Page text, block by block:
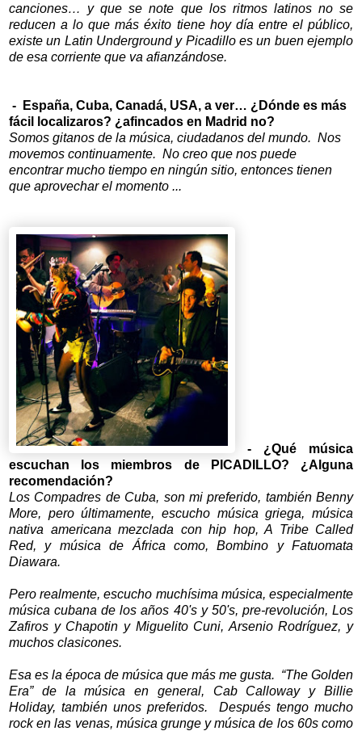
canciones… y que se note que los ritmos latinos no se
reducen a lo que más éxito tiene hoy día entre el público,
existe un Latin Underground y Picadillo es un buen ejemplo
de esa corriente que va afianzándose.
- España, Cuba, Canadá, USA, a ver… ¿Dónde es más
fácil localizaros? ¿afincados en Madrid no?
Somos gitanos de la música, ciudadanos del mundo. Nos
movemos continuamente. No creo que nos puede
encontrar mucho tiempo en ningún sitio, entonces tienen
que aprovechar el momento ...
- ¿Qué música
escuchan los miembros de PICADILLO? ¿Alguna
recomendación?
Los Compadres de Cuba, son mi preferido, también Benny
More, pero últimamente, escucho música griega, música
nativa americana mezclada con hip hop, A Tribe Called
Red, y música de África como, Bombino y Fatuomata
Diawara.
Pero realmente, escucho muchísima música, especialmente
música cubana de los años 40's y 50's, pre-revolución, Los
Zafiros y Chapotin y Miguelito Cuni, Arsenio Rodríguez, y
muchos clasicones.
Esa es la época de música que más me gusta. “The Golden
Era” de la música en general, Cab Calloway y Billie
Holiday, también unos preferidos. Después tengo mucho
rock en las venas, música grunge y música de los 60s como